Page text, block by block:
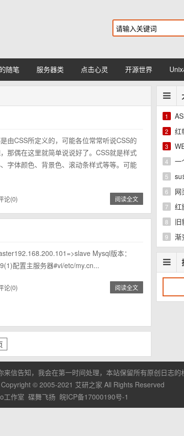
随笔 服务器类 点击心灵 开源世界
由CSS所定义的，可能各位常常听说CSS的
那偶在这里就简单说说好了。CSS就是样式
字体颜色、背景色、滚动条样式等等。可能
论(0) 阅读全文
Mysql版本：
配置主服务器#vi/etc/my.cn...
论(0) 阅读全文
1
2 红
3
4 一
5 su
6 网
7 红
8 旧
9 渐
信告知，我会在第一时间处理，本站保留所有原创日志的
Copyright © 2005-2021 艾研之家 All Rights Reserved
工作室 碟舞飞扬 皖ICP备17000190号-1